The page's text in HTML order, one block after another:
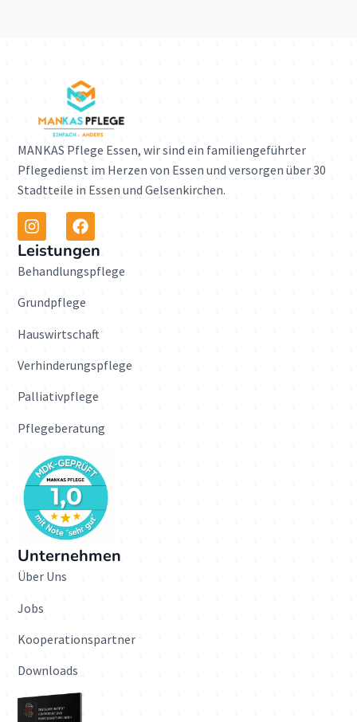
MANKAS Pflege Essen, wir sind ein familiengeführter
Pflegedienst im Herzen von Essen und versorgen über 30
Stadtteile in Essen und Gelsenkirchen.
Leistungen
Behandlungspflege
Grundpflege
Hauswirtschaft
Verhinderungspflege
Palliativpflege
Pflegeberatung
Unternehmen
Über Uns
Jobs
Kooperationspartner
Downloads